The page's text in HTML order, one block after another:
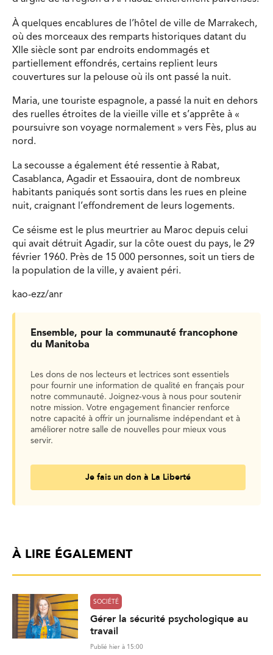
À quelques encablures de l’hôtel de ville de Marrakech,
où des morceaux des remparts historiques datant du
XIIe siècle sont par endroits endommagés et
partiellement effondrés, certains replient leurs
couvertures sur la pelouse où ils ont passé la nuit.
Maria, une touriste espagnole, a passé la nuit en dehors
des ruelles étroites de la vieille ville et s’apprête à «
poursuivre son voyage normalement » vers Fès, plus au
nord.
La secousse a également été ressentie à Rabat,
Casablanca, Agadir et Essaouira, dont de nombreux
habitants paniqués sont sortis dans les rues en pleine
nuit, craignant l’effondrement de leurs logements.
Ce séisme est le plus meurtrier au Maroc depuis celui
qui avait détruit Agadir, sur la côte ouest du pays, le 29
février 1960. Près de 15 000 personnes, soit un tiers de
la population de la ville, y avaient péri.
kao-ezz/anr
Ensemble, pour la communauté francophone
du Manitoba
Les dons de nos lecteurs et lectrices sont essentiels
pour fournir une information de qualité en français pour
notre communauté. Joignez-vous à nous pour soutenir
notre mission. Votre engagement financier renforce
notre capacité à offrir un journalisme indépendant et à
améliorer notre salle de nouvelles pour mieux vous
servir.
Je fais un don à La Liberté
À LIRE ÉGALEMENT
SOCIÉTÉ
Gérer la sécurité psychologique au
travail
Publié hier à 15:00